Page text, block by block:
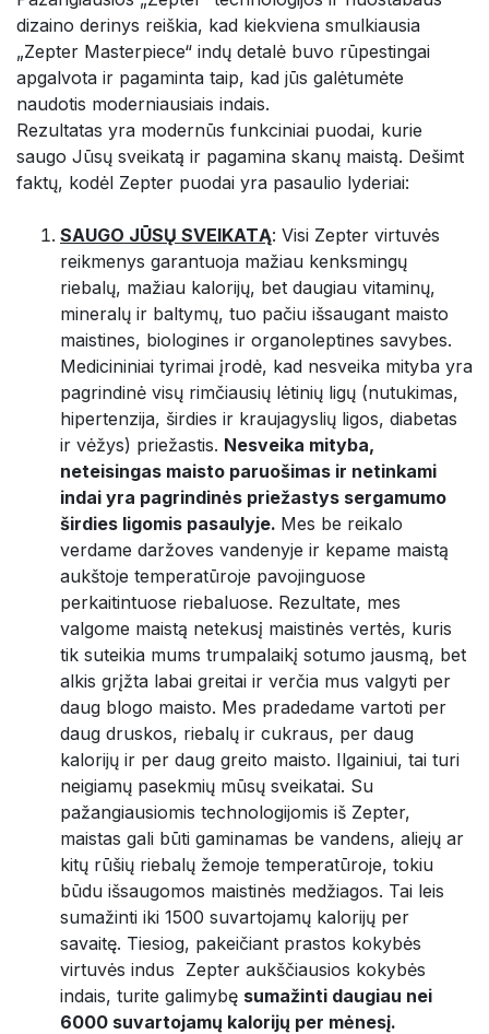
dizaino derinys reiškia, kad kiekviena smulkiausia
„Zepter Masterpiece“ indų detalė buvo rūpestingai
apgalvota ir pagaminta taip, kad jūs galėtumėte
naudotis moderniausiais indais.
Rezultatas yra modernūs funkciniai puodai, kurie
saugo Jūsų sveikatą ir pagamina skanų maistą. Dešimt
faktų, kodėl Zepter puodai yra pasaulio lyderiai:
SAUGO JŪSŲ SVEIKATĄ: Visi Zepter virtuvės
reikmenys garantuoja mažiau kenksmingų
riebalų, mažiau kalorijų, bet daugiau vitaminų,
mineralų ir baltymų, tuo pačiu išsaugant maisto
maistines, biologines ir organoleptines savybes.
Medicininiai tyrimai įrodė, kad nesveika mityba yra
pagrindinė visų rimčiausių lėtinių ligų (nutukimas,
hipertenzija, širdies ir kraujagyslių ligos, diabetas
ir vėžys) priežastis. Nesveika mityba,
neteisingas maisto paruošimas ir netinkami
indai yra pagrindinės priežastys sergamumo
širdies ligomis pasaulyje. Mes be reikalo
verdame daržoves vandenyje ir kepame maistą
aukštoje temperatūroje pavojinguose
perkaitintuose riebaluose. Rezultate, mes
valgome maistą netekusį maistinės vertės, kuris
tik suteikia mums trumpalaikį sotumo jausmą, bet
alkis grįžta labai greitai ir verčia mus valgyti per
daug blogo maisto. Mes pradedame vartoti per
daug druskos, riebalų ir cukraus, per daug
kalorijų ir per daug greito maisto. Ilgainiui, tai turi
neigiamų pasekmių mūsų sveikatai. Su
pažangiausiomis technologijomis iš Zepter,
maistas gali būti gaminamas be vandens, aliejų ar
kitų rūšių riebalų žemoje temperatūroje, tokiu
būdu išsaugomos maistinės medžiagos. Tai leis
sumažinti iki 1500 suvartojamų kalorijų per
savaitę. Tiesiog, pakeičiant prastos kokybės
virtuvės indus Zepter aukščiausios kokybės
indais, turite galimybę sumažinti daugiau nei
6000 suvartojamų kalorijų per mėnesį.